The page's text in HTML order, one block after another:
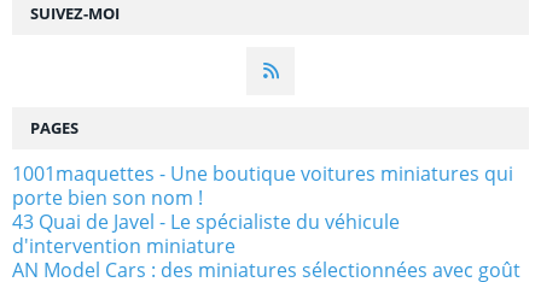
SUIVEZ-MOI
PAGES
1001maquettes - Une boutique voitures miniatures qui
porte bien son nom !
43 Quai de Javel - Le spécialiste du véhicule
d'intervention miniature
AN Model Cars : des miniatures sélectionnées avec goût